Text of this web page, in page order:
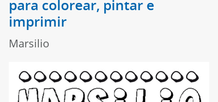
para colorear, pintar e
imprimir
Marsilio